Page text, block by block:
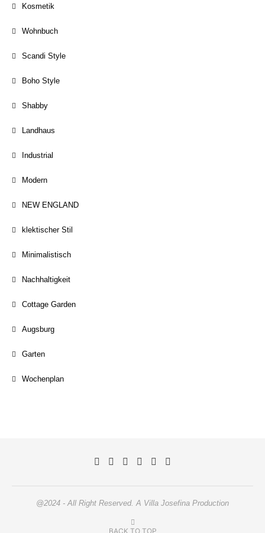
Kosmetik
Wohnbuch
Scandi Style
Boho Style
Shabby
Landhaus
Industrial
Modern
NEW ENGLAND
klektischer Stil
Minimalistisch
Nachhaltigkeit
Cottage Garden
Augsburg
Garten
Wochenplan
@2024 - All Right Reserved. A Villa Josefina Production
BACK TO TOP